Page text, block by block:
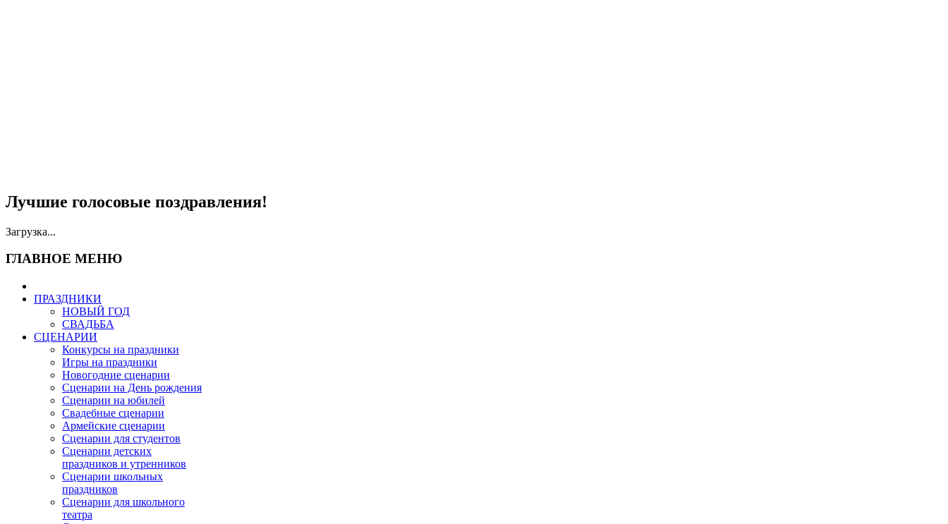
Лучшие голосовые поздравления!
Загрузка...
ГЛАВНОЕ МЕНЮ
ПРАЗДНИКИ
НОВЫЙ ГОД
СВАДЬБА
СЦЕНАРИИ
Конкурсы на праздники
Игры на праздники
Новогодние сценарии
Сценарии на День рождения
Сценарии на юбилей
Свадебные сценарии
Армейские сценарии
Сценарии для студентов
Сценарии детских
праздников и утренников
Сценарии школьных
праздников
Сценарии для школьного
театра